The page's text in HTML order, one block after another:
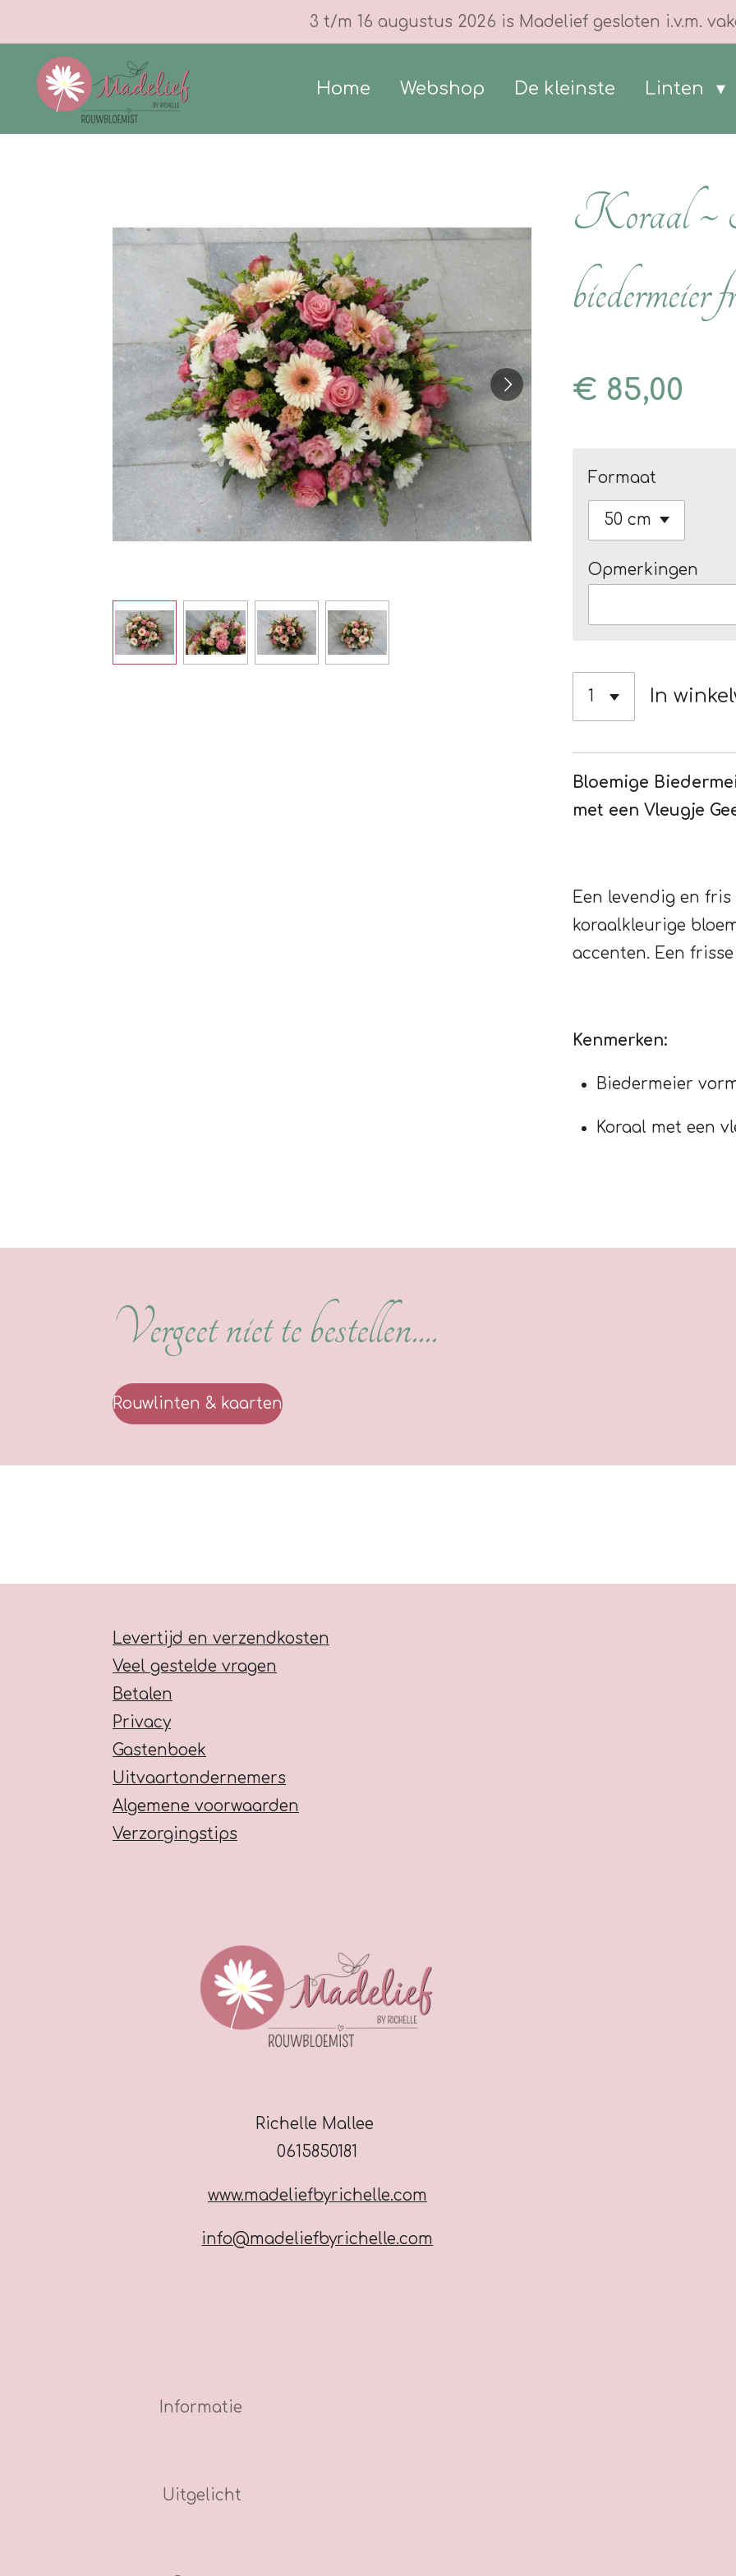
direct
naar
hoofdinhoud
3 t/m 16 augustus 2026 is Madelief gesloten i.v.m.
Home Webshop De kleinste Linten
Koraal ~
biedermeier
€ 85,00
Formaat
Opmerkingen
In
Bloemige
met een Vleugje
Een levendig en
koraalkleurige
accenten. Een
Kenmerken:
Biedermeier
Koraal met een
Vergeet niet te bestellen....
Rouwlinten & kaarten
Levertijd en verzendkosten
Veel gestelde vragen
Betalen
Privacy
Gastenboek
Uitvaartondernemers
Algemene voorwaarden
Verzorgingstips
Richelle Mallee
0615850181
www.madeliefbyrichelle.com
info@madeliefbyrichelle.com
Informatie
Uitgelicht